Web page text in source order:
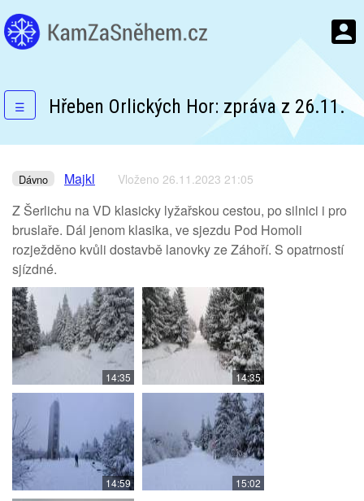
☰ Hřeben Orlických Hor: zpráva z 26.11.
Dávno Majkl Vloženo 26.11.2023 21:05
Z Šerlichu na VD klasicky lyžařskou cestou, po silnici i pro
bruslaře. Dál jenom klasika, ve sjezdu Pod Homoli
rozježděno kvůli dostavbě lanovky ze Záhoří. S opatrností
sjízdné.
14:35 14:35
14:59 15:02